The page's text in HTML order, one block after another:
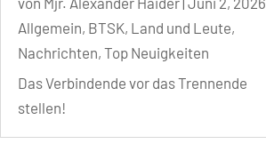
Allgemein, BTSK, Land und Leute,
Nachrichten, Top Neuigkeiten
Das Verbindende vor das Trennende
stellen!